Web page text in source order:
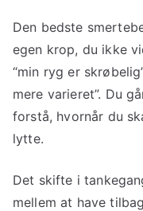
Den bedste
egen krop, du ikke
“min ryg er
mere varieret”. Du
forstå, hvornår du
lytte.
Det skifte i
mellem at have